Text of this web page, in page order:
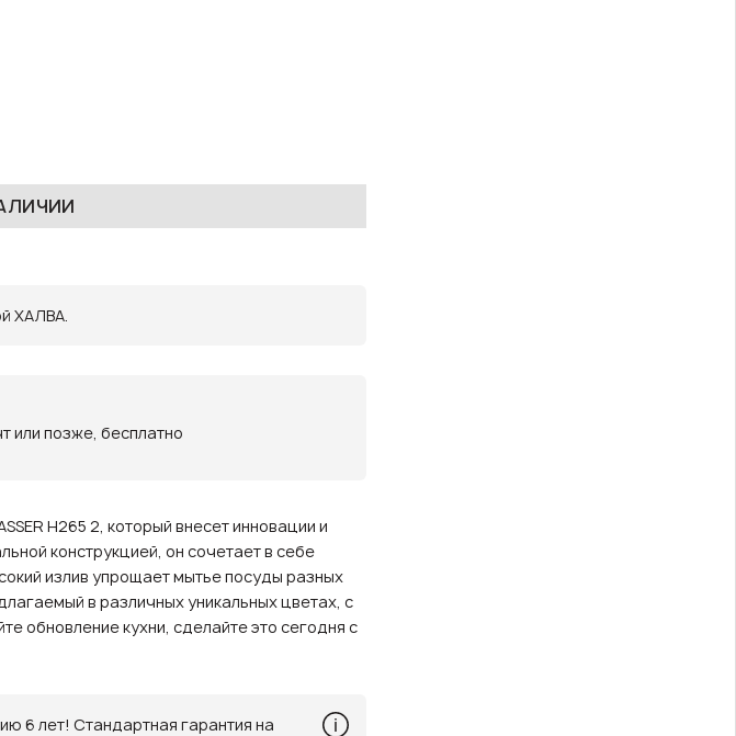
ХАЛВА.
или позже, бесплатно
H265 2, который внесет инновации и
конструкцией, он сочетает в себе
излив упрощает мытье посуды разных
в различных уникальных цветах, с
обновление кухни, сделайте это сегодня с
6 лет! Стандартная гарантия на